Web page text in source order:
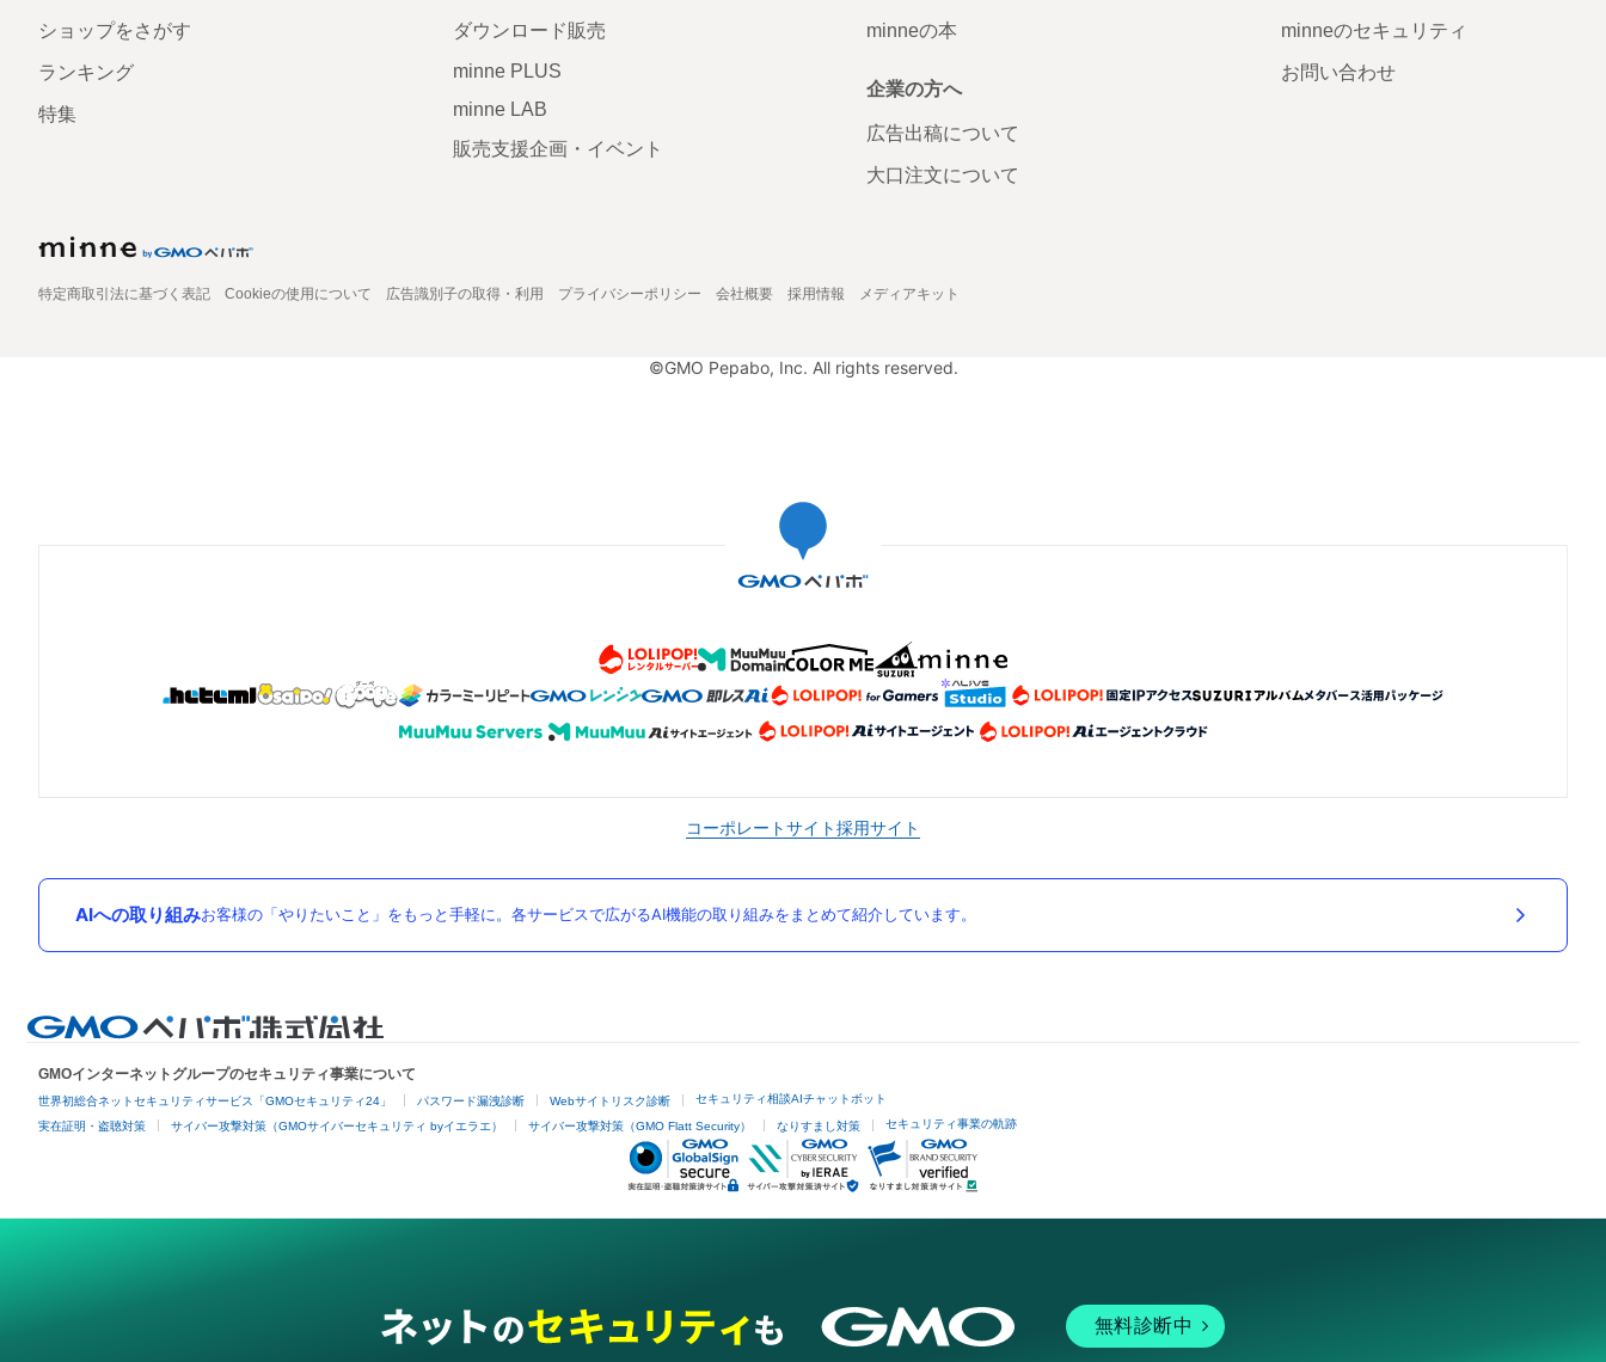
ショップをさがす
ランキング
特集
ダウンロード販売
minne PLUS
minne LAB
販売支援企画・イベント
minneの本
企業の方へ
広告出稿について
大口注文について
minneのセキュリティ
お問い合わせ
特定商取引法に基づく表記 Cookieの使用について 広告識別子の取得・利用 プライバシーポリシー 会社概要 採用情報 メディアキット
©GMO Pepabo, Inc. All rights reserved.
コーポレートサイト採用サイト
AIへの取り組みお客様の「やりたいこと」をもっと手軽に。各サービスで広がるAI機能の取り組みをまとめて紹介しています。
GMOインターネットグループのセキュリティ事業について
世界初総合ネットセキュリティサービス「GMOセキュリティ24」 パスワード漏洩診断 Webサイトリスク診断 セキュリティ相談AIチャットボット
実在証明・盗聴対策 サイバー攻撃対策（GMOサイバーセキュリティ byイエラエ） サイバー攻撃対策（GMO Flatt Security） なりすまし対策 セキュリティ事業の軌跡
無料診断中